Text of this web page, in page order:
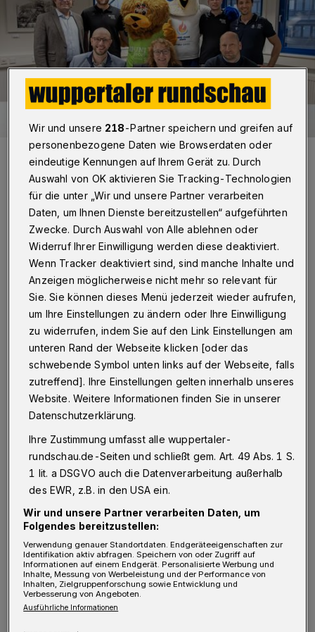
Sitzend von li.: Dennis Fink (Leiter „UniSport“), Prof. Dr. Susanne
Buch (Prorektorin für Studium und Lehre) und Niklas Börger (CEO
Rhine-Ruhr 2025 FISU World University Games). Stehend von li.:
Prof. Dr. Michael Fallgatter (BUW-Beauftragter für den
Spitzensport), Philipp Huege (wiss. Mitarbeiter „UniSport“), die
beiden Maskottchen Berta und Wanda sowie Birger Hense (stellv.
Leiter „UniSport“) und Johannes Karsch (Senior Manager Science &
Education bei den FISU Games).
V ereinbart ist eine gegenseitige
Unterstützung und Bekanntmachung der
World University Games 2025. Diese bieten
Studentinnen und Studenten sowie
Angehörigen der Bergischen Universität die
Chance, internationalen Spitzensport und die
Olympionikinnen und Olympioniken von
morgen in unmittelbarer Nähe zu sehen. Für
Leistungssportlerinnen und -sportler, die
studieren, sind die World University Games
die wichtigste Veranstaltung – wer hier
gewinnt, kämpft häufig kurz darauf auch bei
Olympia um die vorderen Plätze mit. Die
„FISU World University Games“ sind zudem
die größte studentische Multisport-
Wir und unsere 218-Partner speichern und greifen auf
personenbezogene Daten wie Browserdaten oder
eindeutige Kennungen auf Ihrem Gerät zu. Durch
Auswahl von OK aktivieren Sie Tracking-Technologien
für die unter „Wir und unsere Partner verarbeiten
Daten, um Ihnen Dienste bereitzustellen“ aufgeführten
Zwecke. Durch Auswahl von Alle ablehnen oder
Widerruf Ihrer Einwilligung werden diese deaktiviert.
Wenn Tracker deaktiviert sind, sind manche Inhalte und
Anzeigen möglicherweise nicht mehr so relevant für
Sie. Sie können dieses Menü jederzeit wieder aufrufen,
um Ihre Einstellungen zu ändern oder Ihre Einwilligung
zu widerrufen, indem Sie auf den Link Einstellungen am
unteren Rand der Webseite klicken [oder das
schwebende Symbol unten links auf der Webseite, falls
zutreffend]. Ihre Einstellungen gelten innerhalb unseres
Website. Weitere Informationen finden Sie in unserer
Datenschutzerklärung.
Ihre Zustimmung umfasst alle wuppertaler-
rundschau.de-Seiten und schließt gem. Art. 49 Abs. 1 S.
1 lit. a DSGVO auch die Datenverarbeitung außerhalb
des EWR, z.B. in den USA ein.
Wir und unsere Partner verarbeiten Daten, um
Folgendes bereitzustellen:
Verwendung genauer Standortdaten. Endgeräteeigenschaften zur
Identifikation aktiv abfragen. Speichern von oder Zugriff auf
Informationen auf einem Endgerät. Personalisierte Werbung und
Inhalte, Messung von Werbeleistung und der Performance von
Inhalten, Zielgruppenforschung sowie Entwicklung und
Verbesserung von Angeboten.
Ausführliche Informationen